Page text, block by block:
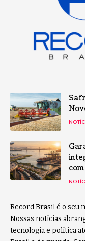
Record Brasil é o seu
Nossas notícias
tecnologia e política